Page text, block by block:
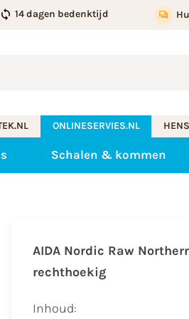
14 dagen bedenktijd
ONLINESERVIES.NL
Schalen & kommen
AIDA Nordic Raw
rechthoekig
Inhoud: